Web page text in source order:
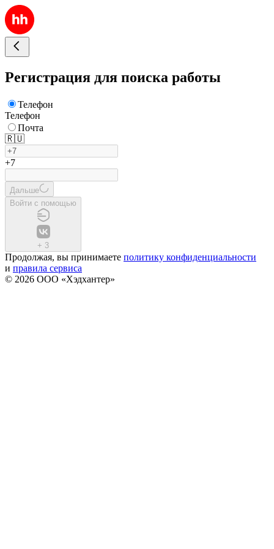
Регистрация для поиска работы
Телефон
Телефон
Почта
🇷🇺
+7
Дальше
Войти с помощью
+ 3
Продолжая, вы принимаете политику конфиденциальности
и правила сервиса
© 2026 ООО «Хэдхантер»